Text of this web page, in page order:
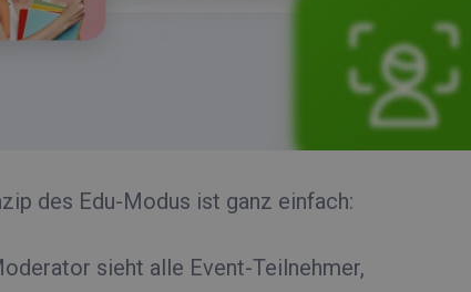
des Edu-Modus ist ganz einfach:
sieht alle Event-Teilnehmer,